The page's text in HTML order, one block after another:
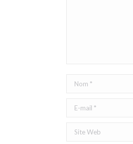
Nom *
E-mail *
Site Web